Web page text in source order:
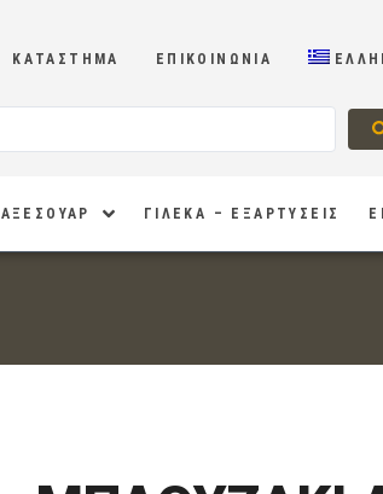
ΚΑΤΆΣΤΗΜΑ ΕΠΙΚΟΙΝΩΝΊΑ
ΑΞΕΣΟΥΑΡ ΓΙΛΕΚΑ – ΕΞΑΡΤΥΣΕΙΣ